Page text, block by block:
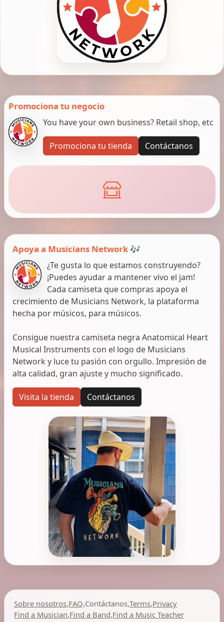
Promociona tu negocio
You have your own business? Retail shop, etc
Promociona tu tienda Contáctanos
Apoya a Musicians Network 🎶
¿Te gusta lo que estamos construyendo?
¡Puedes ayudar a mantener vivo el jam!
Cada camiseta que compras apoya el
crecimiento de Musicians Network, la plataforma
hecha por músicos, para músicos.
Consigue nuestra camiseta negra Anatomical Heart
Musical Instruments con el logo de Musicians
Network y luce tu pasión con orgullo. Impresión de
alta calidad, gran ajuste y mucho significado.
Visita la tienda Contáctanos
Sobre nosotros,FAQ,Contáctanos,Terms,Privacy
Find a Musician,Find a Band,Find a Music Teacher